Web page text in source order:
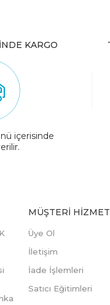
KARGO
içerisinde
MÜŞTERI
Üye Ol
İletişim
İade İşlemleri
Satıcı Eğitimleri